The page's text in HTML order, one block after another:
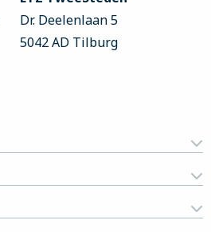
Dr. Deelenlaan 5
5042 AD Tilburg